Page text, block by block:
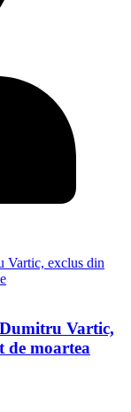
Vartic,
de moartea